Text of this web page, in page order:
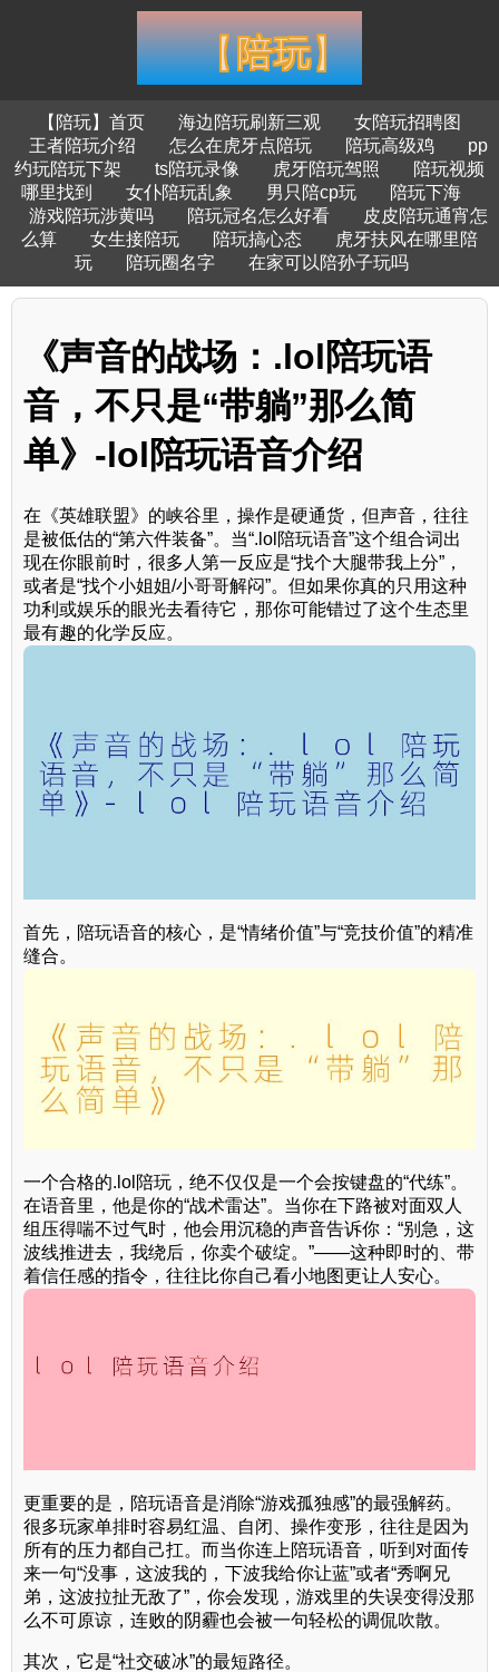
【陪玩】首页 海边陪玩刷新三观
女陪玩招聘图
王者陪玩介绍
怎么在虎牙点陪玩 陪玩高级鸡
pp
约玩陪玩下架
ts陪玩录像 虎牙陪玩驾照
陪玩视频
哪里找到
女仆陪玩乱象 男只陪cp玩
陪玩下海
游戏陪玩涉黄吗
陪玩冠名怎么好看
皮皮陪玩通宵怎
么算
女生接陪玩 陪玩搞心态
虎牙扶风在哪里陪
玩
陪玩圈名字 在家可以陪孙子玩吗
《声音的战场：.lol陪玩语
音，不只是“带躺”那么简
单》-lol陪玩语音介绍
在《英雄联盟》的峡谷里，操作是硬通货，但声音，往往
是被低估的“第六件装备”。当“.lol陪玩语音”这个组合词出
现在你眼前时，很多人第一反应是“找个大腿带我上分”，
或者是“找个小姐姐/小哥哥解闷”。但如果你真的只用这种
功利或娱乐的眼光去看待它，那你可能错过了这个生态里
最有趣的化学反应。
首先，陪玩语音的核心，是“情绪价值”与“竞技价值”的精准
缝合。
一个合格的.lol陪玩，绝不仅仅是一个会按键盘的“代练”。
在语音里，他是你的“战术雷达”。当你在下路被对面双人
组压得喘不过气时，他会用沉稳的声音告诉你：“别急，这
波线推进去，我绕后，你卖个破绽。”——这种即时的、带
着信任感的指令，往往比你自己看小地图更让人安心。
更重要的是，陪玩语音是消除“游戏孤独感”的最强解药。
很多玩家单排时容易红温、自闭、操作变形，往往是因为
所有的压力都自己扛。而当你连上陪玩语音，听到对面传
来一句“没事，这波我的，下波我给你让蓝”或者“秀啊兄
弟，这波拉扯无敌了”，你会发现，游戏里的失误变得没那
么不可原谅，连败的阴霾也会被一句轻松的调侃吹散。
其次，它是“社交破冰”的最短路径。